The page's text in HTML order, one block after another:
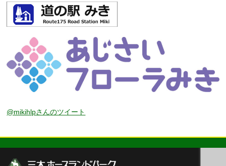
@mikihlpさんのツイート